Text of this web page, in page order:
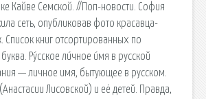
Кайве Семской. //Поп-новости. София
сеть, опубликовав фото красавца-
Список книг отсортированных по
Ру́сское ли́чное и́мя в русской
— личное имя, бытующее в русском.
Лисовской) и её детей. Правда,